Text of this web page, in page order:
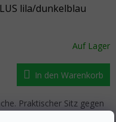
lila/dunkelblau
Auf Lager
In den Warenkorb
Praktischer Sitz gegen